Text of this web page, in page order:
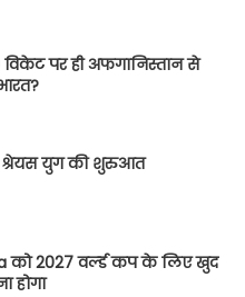
विकेट पर ही अफगानिस्तान से
श्रेयस युग की शुरुआत
को 2027 वर्ल्‍ड कप के लिए खुद
होगा